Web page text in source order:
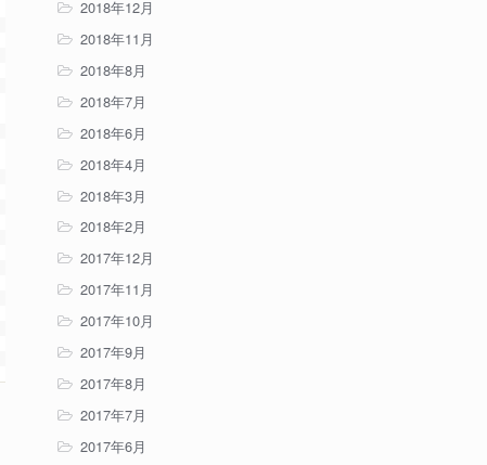
2018年12月
2018年11月
2018年8月
2018年7月
2018年6月
2018年4月
2018年3月
2018年2月
2017年12月
2017年11月
2017年10月
2017年9月
2017年8月
2017年7月
2017年6月